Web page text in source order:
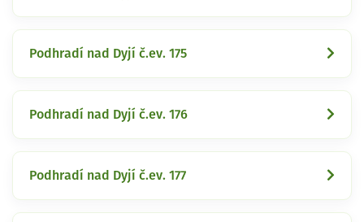
Podhradí nad Dyjí č.ev. 175
Podhradí nad Dyjí č.ev. 176
Podhradí nad Dyjí č.ev. 177